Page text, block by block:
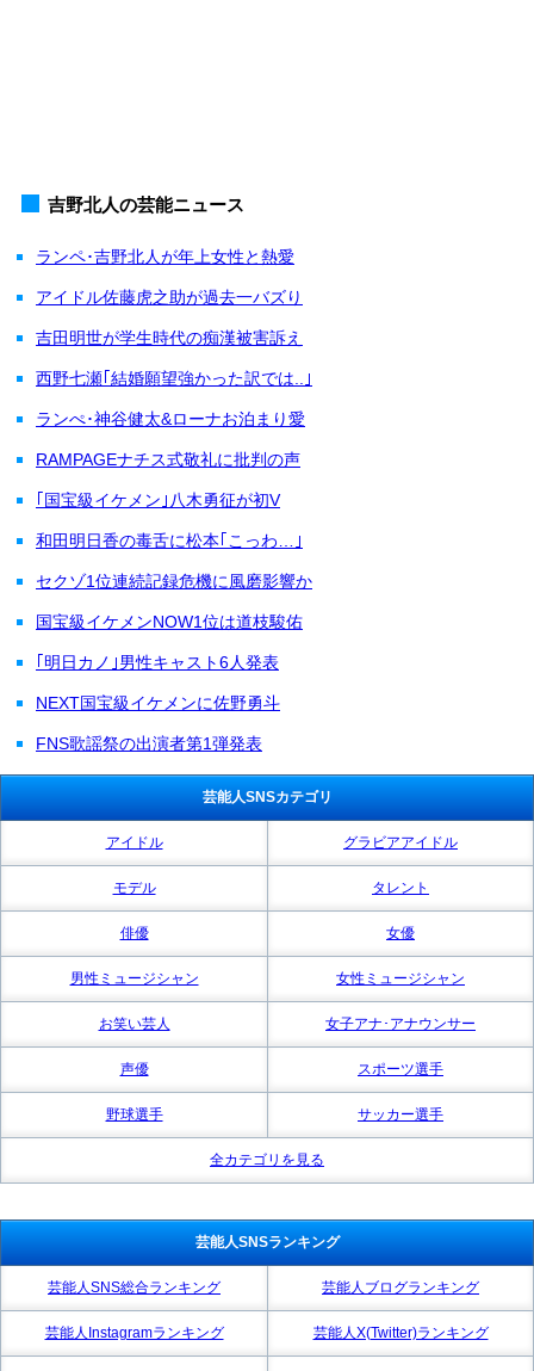
吉野北人の芸能ニュース
ランペ･吉野北人が年上女性と熱愛
アイドル佐藤虎之助が過去一バズり
吉田明世が学生時代の痴漢被害訴え
西野七瀬｢結婚願望強かった訳では..｣
ランぺ･神谷健太&ローナお泊まり愛
RAMPAGEナチス式敬礼に批判の声
｢国宝級イケメン｣八木勇征が初V
和田明日香の毒舌に松本｢こっわ…｣
セクゾ1位連続記録危機に風磨影響か
国宝級イケメンNOW1位は道枝駿佑
｢明日カノ｣男性キャスト6人発表
NEXT国宝級イケメンに佐野勇斗
FNS歌謡祭の出演者第1弾発表
芸能人SNSカテゴリ
アイドル グラビアアイドル
モデル タレント
俳優 女優
男性ミュージシャン 女性ミュージシャン
お笑い芸人 女子アナ･アナウンサー
声優 スポーツ選手
野球選手 サッカー選手
全カテゴリを見る
芸能人SNSランキング
芸能人SNS総合ランキング 芸能人ブログランキング
芸能人Instagramランキング 芸能人X(Twitter)ランキング